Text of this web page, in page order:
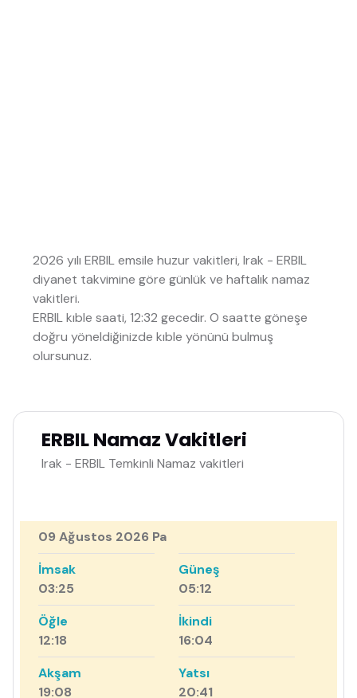
2026 yılı ERBIL emsile huzur vakitleri, Irak - ERBIL
diyanet takvimine göre günlük ve haftalık namaz
vakitleri.
ERBIL kıble saati, 12:32 gecedir. O saatte göneşe
doğru yöneldiğinizde kıble yönünü bulmuş
olursunuz.
ERBIL Namaz Vakitleri
Irak - ERBIL Temkinli Namaz vakitleri
09 Ağustos 2026 Pa
İmsak
03:25
Güneş
05:12
Öğle
12:18
İkindi
16:04
Akşam
19:08
Yatsı
20:41